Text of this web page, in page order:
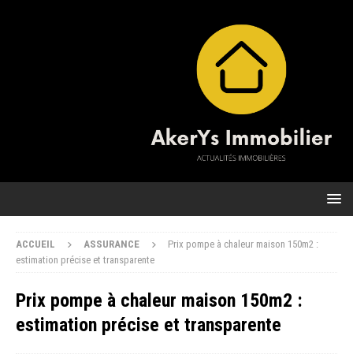
ACCUEIL ASSURANCE
Prix pompe à chaleur maison 150m2 :
estimation précise et transparente
Prix pompe à chaleur maison 150m2 :
estimation précise et transparente